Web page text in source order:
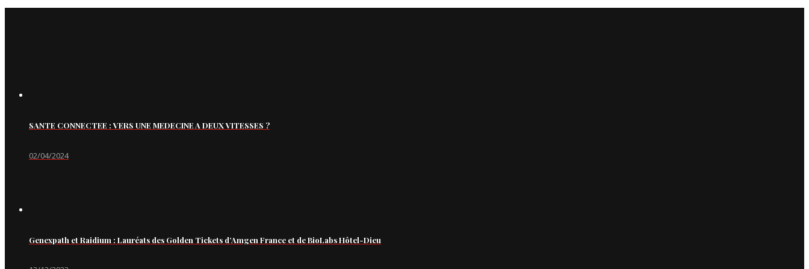
SANTE CONNECTEE : VERS UNE MEDECINE A DEUX VITESSES ?
02/04/2024
Genexpath et Raidium : Lauréats des Golden Tickets d’Amgen France et de BioLabs Hôtel-Dieu